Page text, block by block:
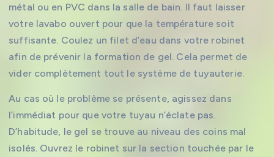
métal ou en PVC dans la salle de bain. Il faut laisser
votre lavabo ouvert pour que la température soit
suffisante. Coulez un filet d’eau dans votre robinet
afin de prévenir la formation de gel. Cela permet de
vider complètement tout le système de tuyauterie.
Au cas où le problème se présente, agissez dans
l’immédiat pour que votre tuyau n’éclate pas.
D’habitude, le gel se trouve au niveau des coins mal
isolés. Ouvrez le robinet sur la section touchée par le